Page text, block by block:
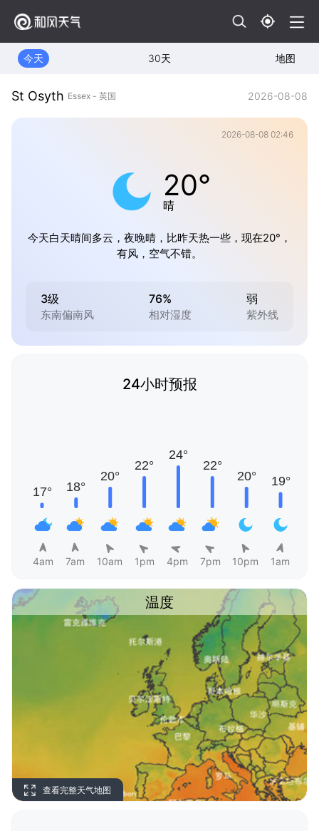
今天 30天 地图
St Osyth Essex - 英国 2026-08-08
2026-08-08 02:46
20°
晴
今天白天晴间多云，夜晚晴，比昨天热一些，现在20°，
有风，空气不错。
3级
东南偏南风
76%
相对湿度
弱
紫外线
24小时预报
4am 7am 10am 1pm 4pm 7pm 10pm 1am
温度
查看完整天气地图